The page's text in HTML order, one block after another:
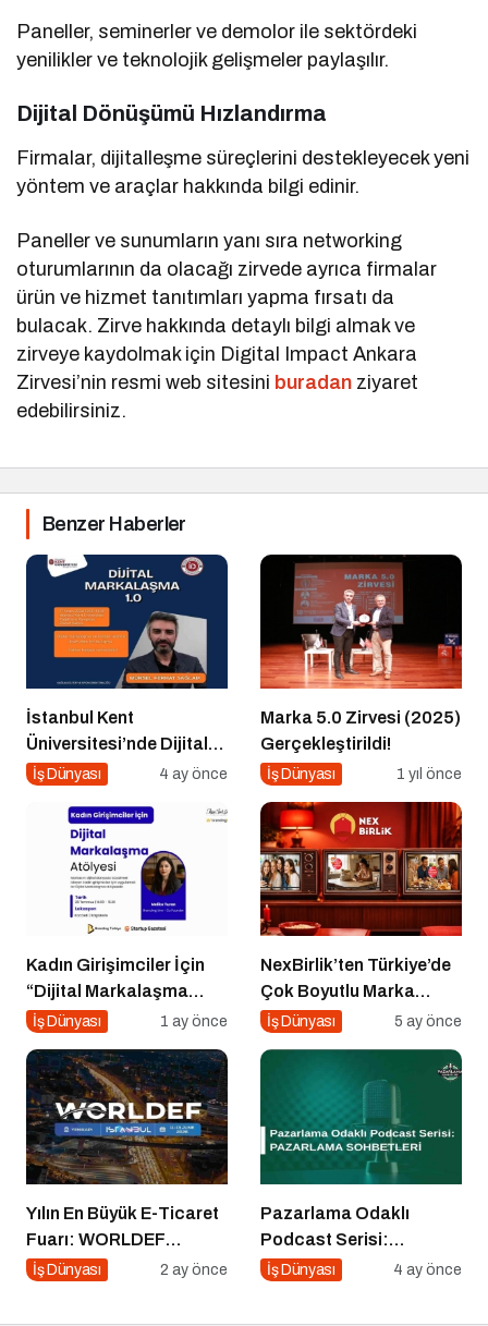
Paneller, seminerler ve demolor ile sektördeki
yenilikler ve teknolojik gelişmeler paylaşılır.
Dijital Dönüşümü Hızlandırma
Firmalar, dijitalleşme süreçlerini destekleyecek yeni
yöntem ve araçlar hakkında bilgi edinir.
Paneller ve sunumların yanı sıra networking
oturumlarının da olacağı zirvede ayrıca firmalar
ürün ve hizmet tanıtımları yapma fırsatı da
bulacak. Zirve hakkında detaylı bilgi almak ve
zirveye kaydolmak için Digital Impact Ankara
Zirvesi’nin resmi web sitesini buradan ziyaret
edebilirsiniz.
Benzer Haberler
İstanbul Kent
Üniversitesi’nde Dijital
Markalaşma 1.0
İş Dünyası 4 ay önce
Marka 5.0 Zirvesi (2025)
Gerçekleştirildi!
İş Dünyası 1 yıl önce
Kadın Girişimciler İçin
“Dijital Markalaşma
Atölyesi” Başlıyor
İş Dünyası 1 ay önce
NexBirlik’ten Türkiye’de
Çok Boyutlu Marka
Hamlesi
İş Dünyası 5 ay önce
Yılın En Büyük E-Ticaret
Fuarı: WORLDEF
Istanbul 2026
İş Dünyası 2 ay önce
Pazarlama Odaklı
Podcast Serisi:
Pazarlama Sohbetleri
İş Dünyası 4 ay önce